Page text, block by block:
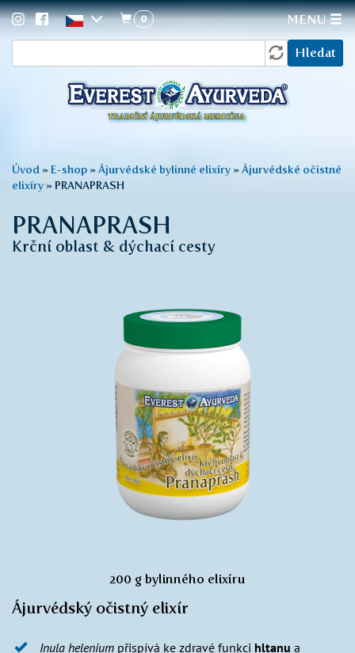
Hledat
0 MENU
Jste
zde
Úvod » E-shop »Ájurvédské bylinné elixíry »Ájurvédské očistné
elixíry » PRANAPRASH
PRANAPRASH
Krční oblast & dýchací cesty
200 g bylinného elixíru
Ájurvédský očistný elixír
Inula helenium přispívá ke zdravé funkci hltanu a